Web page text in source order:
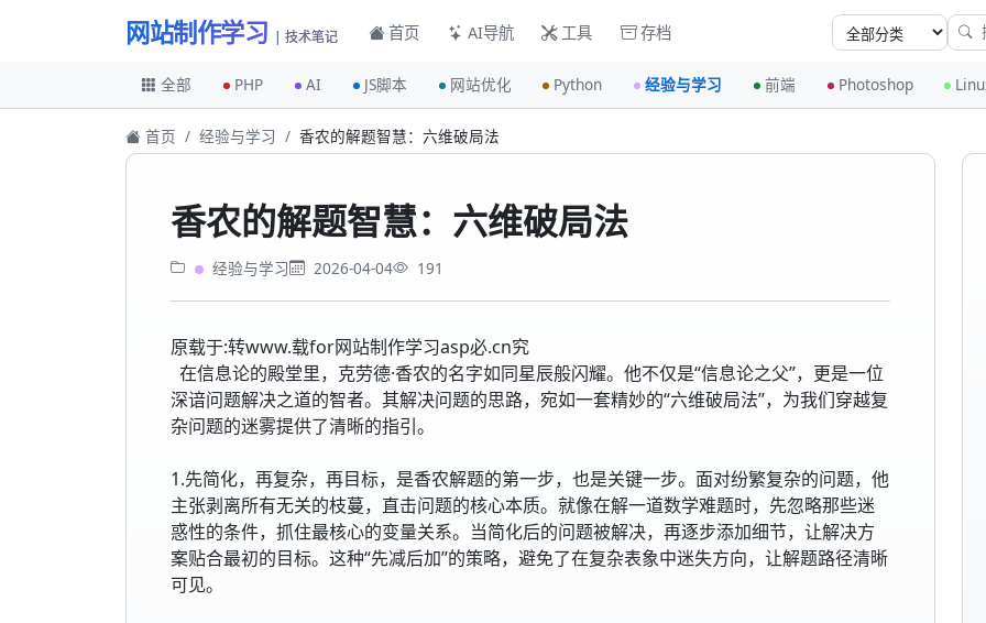
网站制作学习 | 技术笔记 首页 AI导航 工具 存档
全部 PHP AI JS脚本 网站优化 Python 经验与学习 前端 Photoshop
首页 经验与学习 香农的解题智慧：六维破局法
香农的解题智慧：六维破局法
经验与学习 2026-04-04 191
原载于:转www.载for网站制作学习asp必.cn究
在信息论的殿堂里，克劳德·香农的名字如同星辰般闪耀。他不仅是“信息论之父”，更是一位
深谙问题解决之道的智者。其解决问题的思路，宛如一套精妙的“六维破局法”，为我们穿越复
杂问题的迷雾提供了清晰的指引。
1.先简化，再复杂，再目标，是香农解题的第一步，也是关键一步。面对纷繁复杂的问题，他
主张剥离所有无关的枝蔓，直击问题的核心本质。就像在解一道数学难题时，先忽略那些迷
惑性的条件，抓住最核心的变量关系。当简化后的问题被解决，再逐步添加细节，让解决方
案贴合最初的目标。这种“先减后加”的策略，避免了在复杂表象中迷失方向，让解题路径清晰
可见。